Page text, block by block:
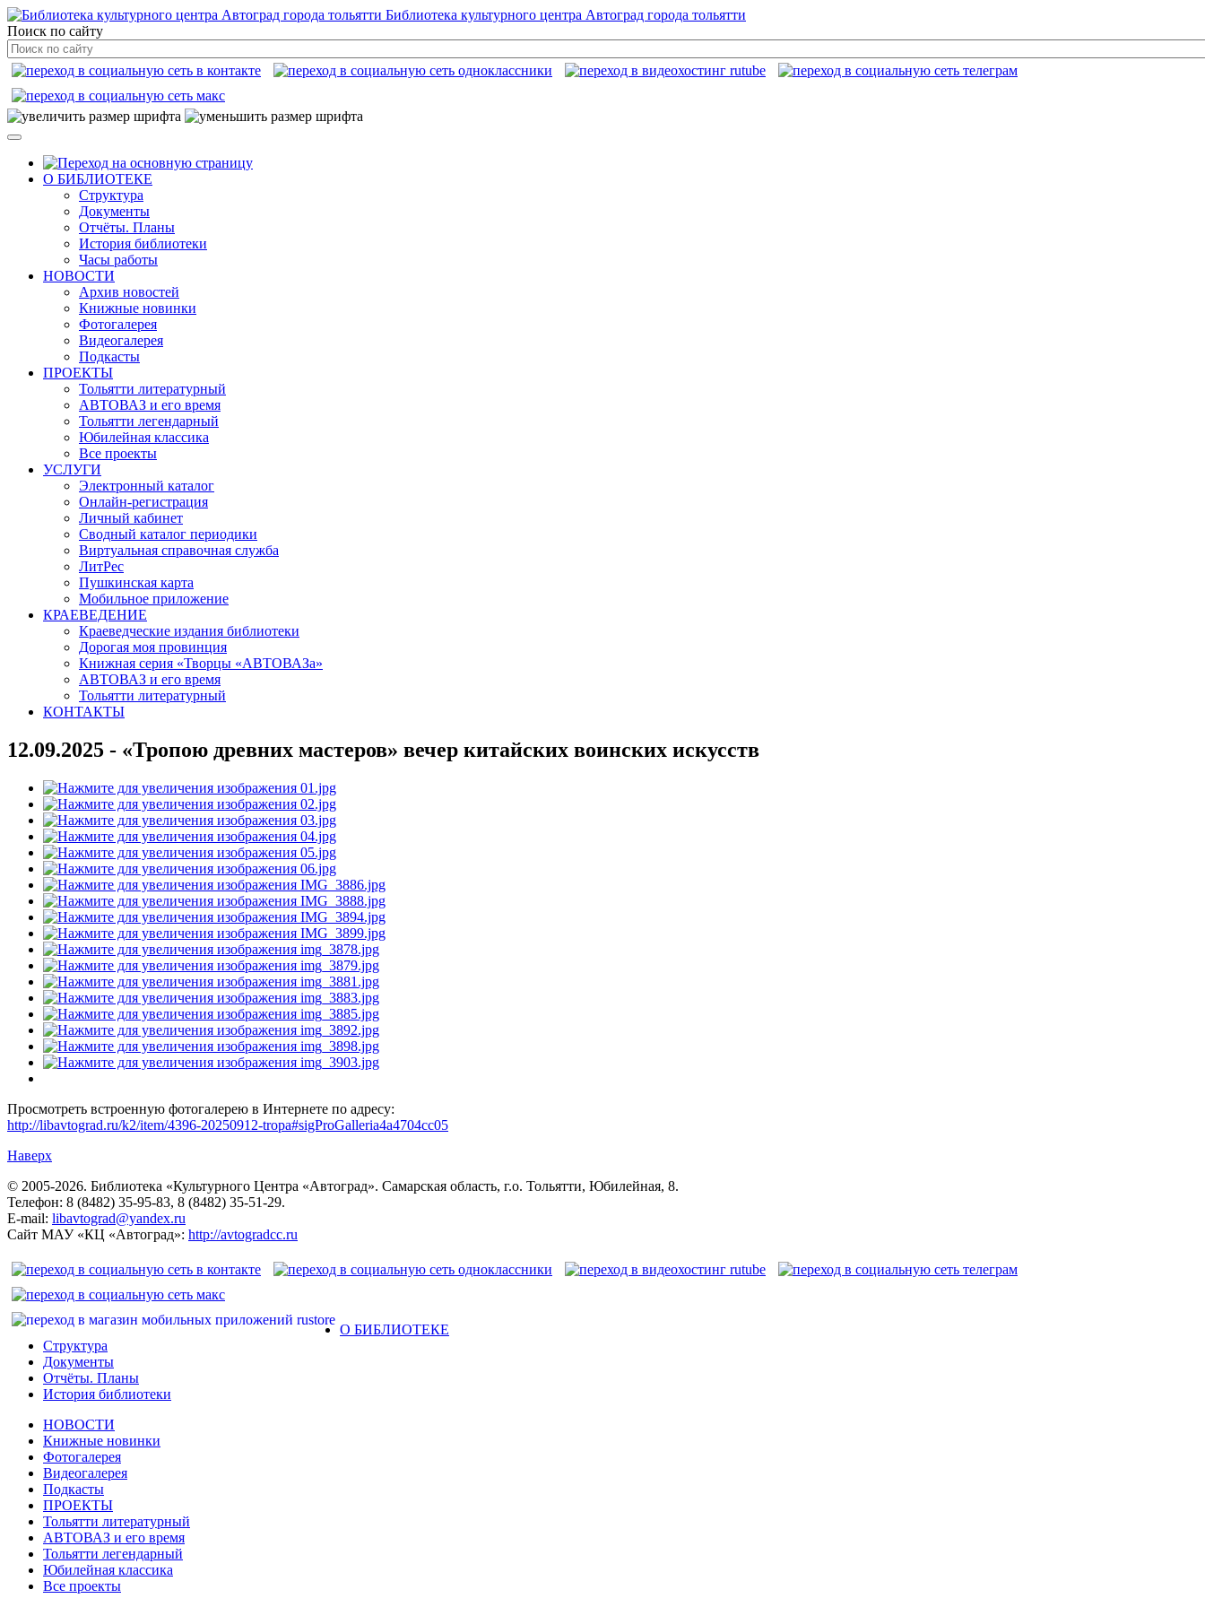
Библиотека культурного центра Автоград города тольятти
Поиск по сайту
О БИБЛИОТЕКЕ
Структура
Документы
Отчёты. Планы
История библиотеки
Часы работы
НОВОСТИ
Архив новостей
Книжные новинки
Фотогалерея
Видеогалерея
Подкасты
ПРОЕКТЫ
Тольятти литературный
АВТОВАЗ и его время
Тольятти легендарный
Юбилейная классика
Все проекты
УСЛУГИ
Электронный каталог
Онлайн-регистрация
Личный кабинет
Сводный каталог периодики
Виртуальная справочная служба
ЛитРес
Пушкинская карта
Мобильное приложение
КРАЕВЕДЕНИЕ
Краеведческие издания библиотеки
Дорогая моя провинция
Книжная серия «Творцы «АВТОВАЗа»
АВТОВАЗ и его время
Тольятти литературный
КОНТАКТЫ
12.09.2025 - «Тропою древних мастеров» вечер китайских воинских искусств
Просмотреть встроенную фотогалерею в Интернете по адресу:
http://libavtograd.ru/k2/item/4396-20250912-tropa#sigProGalleria4a4704cc05
Наверх
© 2005-2026. Библиотека «Культурного Центра «Автоград». Самарская область, г.о. Тольятти, Юбилейная, 8.
Телефон: 8 (8482) 35-95-83, 8 (8482) 35-51-29.
E-mail: libavtograd@yandex.ru
Сайт МАУ «КЦ «Автоград»: http://avtogradcc.ru
О БИБЛИОТЕКЕ
Структура
Документы
Отчёты. Планы
История библиотеки
НОВОСТИ
Книжные новинки
Фотогалерея
Видеогалерея
Подкасты
ПРОЕКТЫ
Тольятти литературный
АВТОВАЗ и его время
Тольятти легендарный
Юбилейная классика
Все проекты